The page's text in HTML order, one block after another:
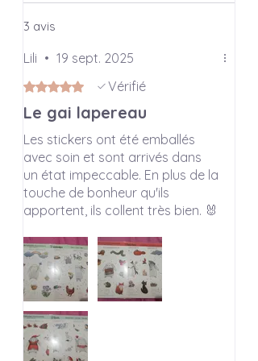
personnalisable
invitent à composer votre propre
collection selon les saisons, vos
envies… ou les petits bonheurs que
vous souhaitez faire fleurir sur le
♣ INFO SUR L'ARTICLE
Dimensions disponibles :
A6: 14,8 x 10,5 cm (4,1 x 5,8 inches)
Nombre de modèles différents: 12
Chaque planche correspond à un
mois de l'année.
Envoi et préparation:
Les stickers seront envoyés dans
3 avis
Lili • 19 sept. 2025
Noté 5 sur 5. Vérifié
Le gai lapereau
Les stickers ont été emballés
avec soin et sont arrivés dans
un état impeccable. En plus de la
touche de bonheur qu'ils
apportent, ils collent très bien. 🐰